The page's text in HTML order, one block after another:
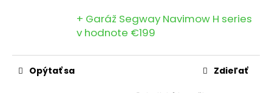
+ Garáž Segway Navimow H series
v hodnote €199
Opýtať sa Zdieľať